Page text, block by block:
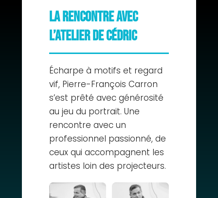
La rencontre avec
L’Atelier de Cédric
Écharpe à motifs et regard
vif, Pierre-François Carron
s’est prêté avec générosité
au jeu du portrait. Une
rencontre avec un
professionnel passionné, de
ceux qui accompagnent les
artistes loin des projecteurs.